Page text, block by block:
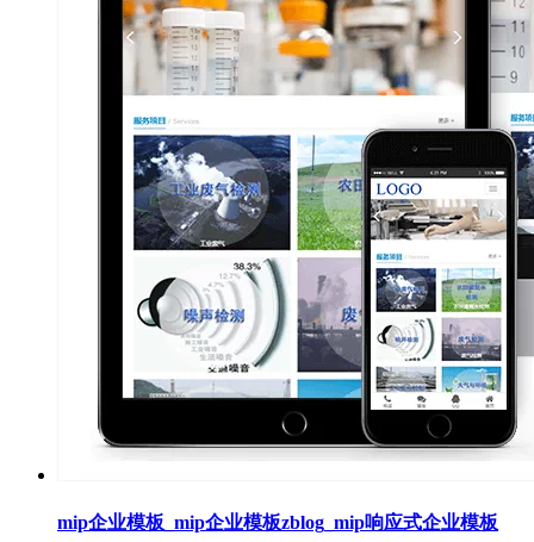
mip企业模板_mip企业模板zblog_mip响应式企业模板